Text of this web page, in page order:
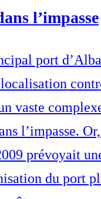
l’impasse
port
vaste
l’impasse.
prévoyait
du port